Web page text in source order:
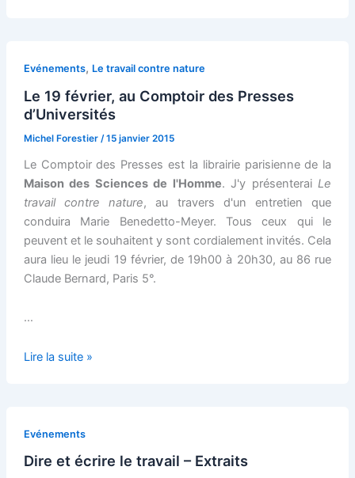
de
Fondation
de
la
Maison
des
Sciences
de
l’Homme
Evénements, Le travail contre nature
Le 19 février, au Comptoir des Presses
d’Universités
Michel Forestier /15 janvier 2015
Le Comptoir des Presses est la librairie parisienne de la
Maison des Sciences de l'Homme. J'y présenteraiLe
travail contre nature, au travers d'un entretien que
conduira Marie Benedetto-Meyer. Tous ceux qui le
peuvent et le souhaitent y sont cordialement invités. Cela
aura lieu le jeudi 19 février, de 19h00 à 20h30, au 86 rue
Claude Bernard, Paris 5°.
…
Le
Comptoir
Presses
Lire la suite »
Evénements
Dire et écrire le travail – Extraits